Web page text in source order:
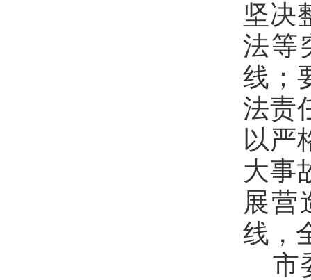
坚决
法等
线 ；
法责
以严
大事
展营
线，
市